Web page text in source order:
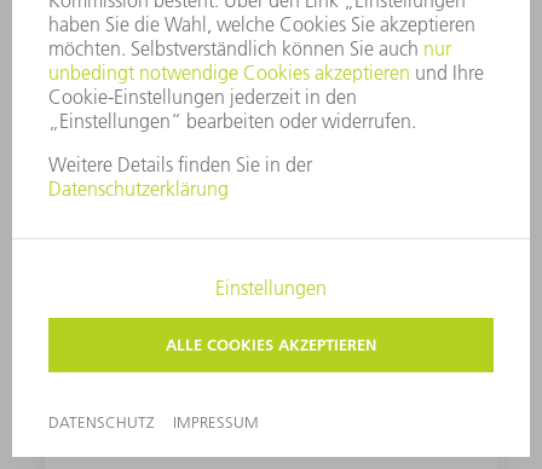
Biegelinienlaser
Dank Biegelinienlaser richten Sie zu biegende
Teile korrekt aus. Dazu projiziert das System
eine Laserlinie auf das Blech, die dem Bediener
Mehrwert: weniger Ausschuss, mehr
Produktivität. Der Biegelinienlaser ermöglicht
auch das sogenannte Kanten auf Anriss, also
Arbeitsraum.